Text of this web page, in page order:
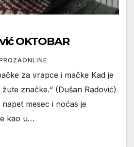
OKTOBAR
za vrapce i mačke Kad je
značke.“ (Dušan Radović)
mesec i noćas je
kao u…